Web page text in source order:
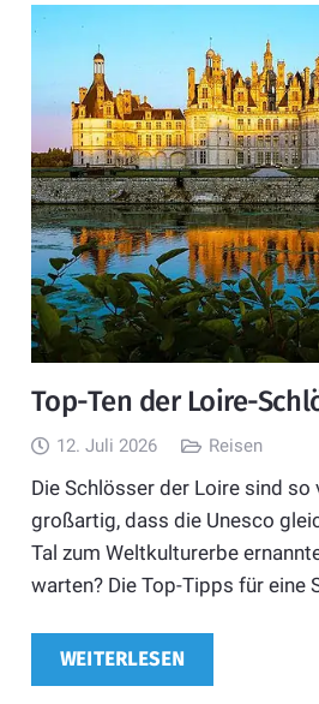
Top-Ten der Loire-
12. Juli 2026 Reisen
Die Schlösser der Loire sind so
großartig, dass die Unesco
Tal zum Weltkulturerbe
warten? Die Top-Tipps für eine
WEITERLESEN